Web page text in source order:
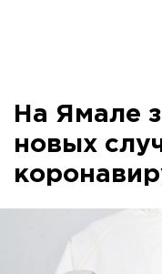
На Ямале
новых